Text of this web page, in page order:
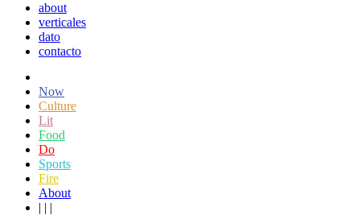
about
verticales
dato
contacto
Now
Culture
Lit
Food
Do
Sports
Fire
About
| | |